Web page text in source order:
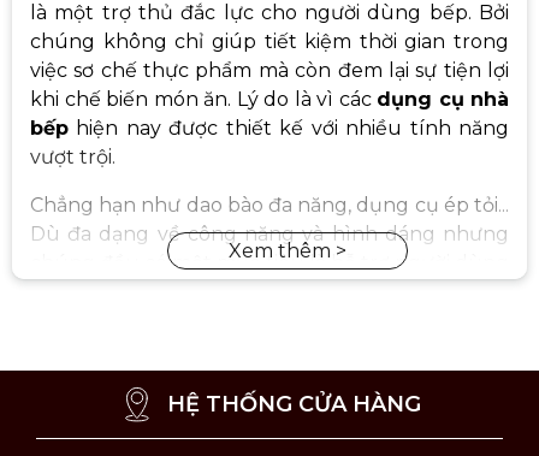
là một trợ thủ đắc lực cho người dùng bếp. Bởi
chúng không chỉ giúp tiết kiệm thời gian trong
việc sơ chế thực phẩm mà còn đem lại sự tiện lợi
khi chế biến món ăn. Lý do là vì các dụng cụ nhà
bếp hiện nay được thiết kế với nhiều tính năng
vượt trội.
Chẳng hạn như dao bào đa năng, dụng cụ ép tỏi...
Dù đa dạng về công năng và hình dáng nhưng
chúng đều có một mục tiêu là hỗ trợ người dùng
HỆ THỐNG CỬA HÀNG